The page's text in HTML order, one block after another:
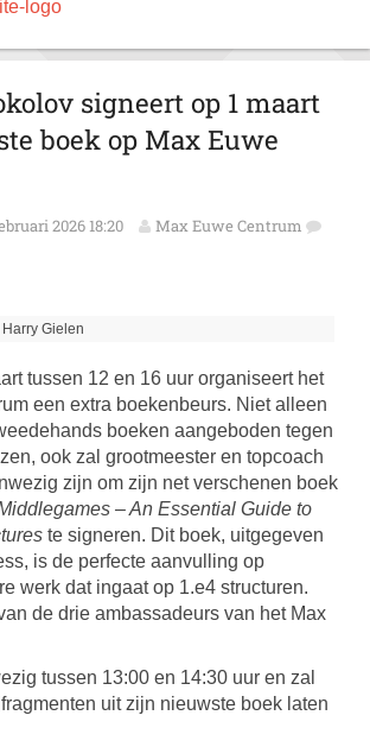
signeert op 1 maart
boek op Max Euwe
2026 18:20
Max Euwe Centrum
Gielen
tussen 12 en 16 uur organiseert het
een extra boekenbeurs. Niet alleen
boeken aangeboden tegen
ook zal grootmeester en topcoach
zijn om zijn net verschenen boek
– An Essential Guide to
te signeren. Dit boek, uitgegeven
is de perfecte aanvulling op
werk dat ingaat op 1.e4 structuren.
de drie ambassadeurs van het Max
tussen 13:00 en 14:30 uur en zal
uit zijn nieuwste boek laten